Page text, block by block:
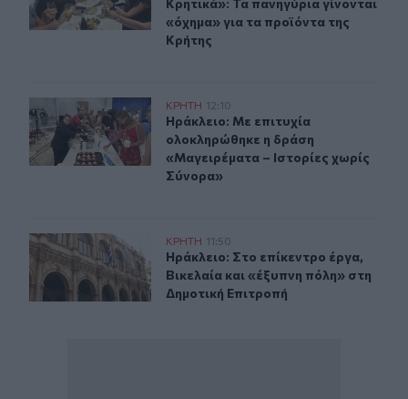
Κρητικά»: Τα πανηγύρια γίνονται
«όχημα» για τα προϊόντα της
Κρήτης
Ηράκλειο: Με επιτυχία ολοκληρώθηκε η δράση
ΚΡΗΤΗ 12:10
Ηράκλειο: Με επιτυχία
Ηράκλειο: Με επιτυχία
ολοκληρώθηκε η δράση
«Μαγειρέματα – Ιστορίες χωρίς
Σύνορα»
Ηράκλειο: Συνεδριάζει την Τρίτη η Δημοτική Επιτροπή -
ΚΡΗΤΗ 11:50
Ηράκλειο: Στο επίκεντρο έργα,
Ηράκλειο: Στο επίκεντρο έργα,
Βικελαία και «έξυπνη πόλη» στη
Δημοτική Επιτροπή